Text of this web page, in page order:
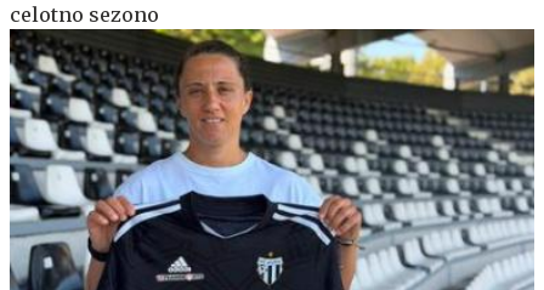
celotno sezono